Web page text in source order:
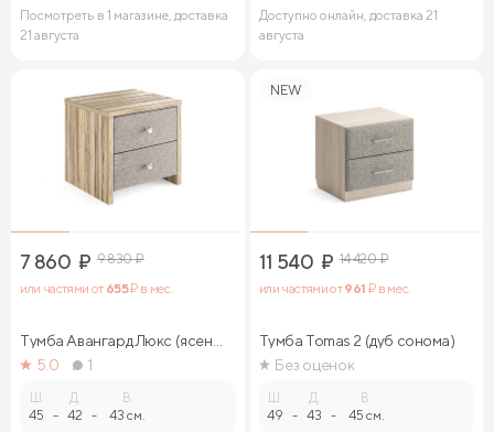
Посмотреть в 1 магазине, доставка
21 августа
Доступно онлайн, доставка 21
августа
7 860 ₽ 9 830₽
или частями от 655₽ в мес.
Тумба Авангард Люкс (ясень
ориноко)
5.0 1
45 -
Д.
42 -
В.
43 см.
NEW
11 540 ₽ 14 420₽
или частями от961 ₽ в мес.
Тумба Tomas 2 (дуб сонома)
Без оценок
49 -
Д.
43 -
В.
45 см.